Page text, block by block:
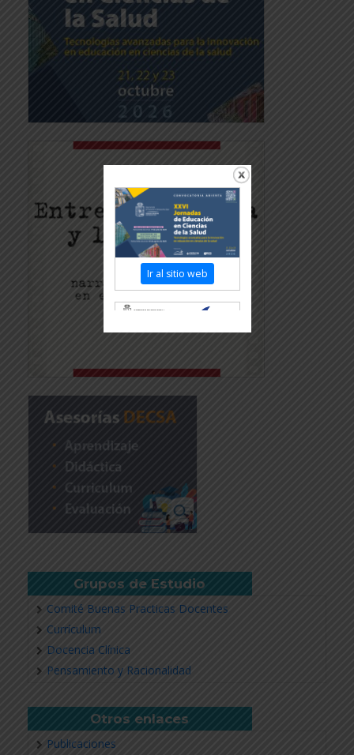
Grupos de Estudio
Comité Buenas Practicas Docentes
Currículum
Docencia Clínica
Pensamiento y Racionalidad
Otros enlaces
Publicaciones
Ir al sitio web
Revisar más información